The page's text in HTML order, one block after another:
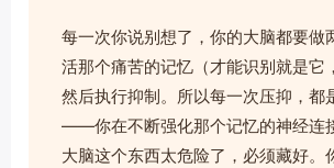
每一次你说别想了，你的大脑都要做
活那个痛苦的记忆（才能识别就是它
然后执行抑制。所以每一次压抑，都
——你在不断强化那个记忆的神经连
大脑这个东西太危险了，必须藏好。